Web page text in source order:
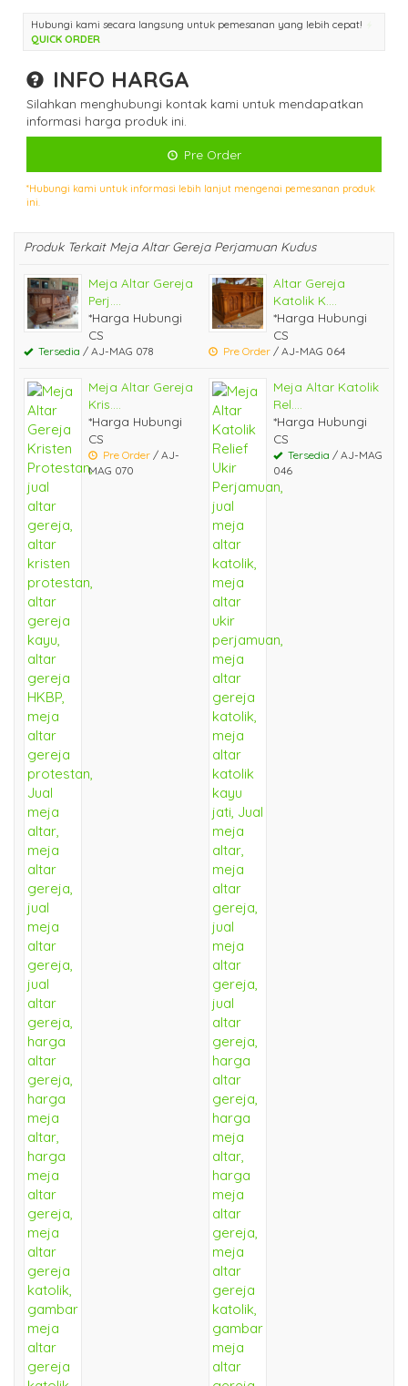
Hubungi kami secara langsung untuk pemesanan yang lebih cepat!
QUICK ORDER
INFO HARGA
Silahkan menghubungi kontak kami untuk mendapatkan
informasi harga produk ini.
Pre Order
*Hubungi kami untuk informasi lebih lanjut mengenai pemesanan produk
ini.
Produk Terkait Meja Altar Gereja Perjamuan Kudus
Meja Altar Gereja
Perj....
*Harga Hubungi
CS
Tersedia / AJ-MAG 078
Altar Gereja
Katolik K....
*Harga Hubungi
CS
Pre Order / AJ-MAG 064
Meja Altar Gereja
Kris....
*Harga Hubungi
CS
Pre Order / AJ-
MAG 070
Meja Altar Katolik
Rel....
*Harga Hubungi
CS
Tersedia / AJ-MAG
046